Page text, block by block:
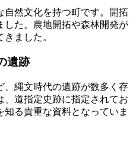
然文化を持つ町です。開拓
した。農地開拓や森林開発が
ました。
遺跡
、縄文時代の遺跡が数多く存
道指定史跡に指定されてお
る貴重な資料となっていま